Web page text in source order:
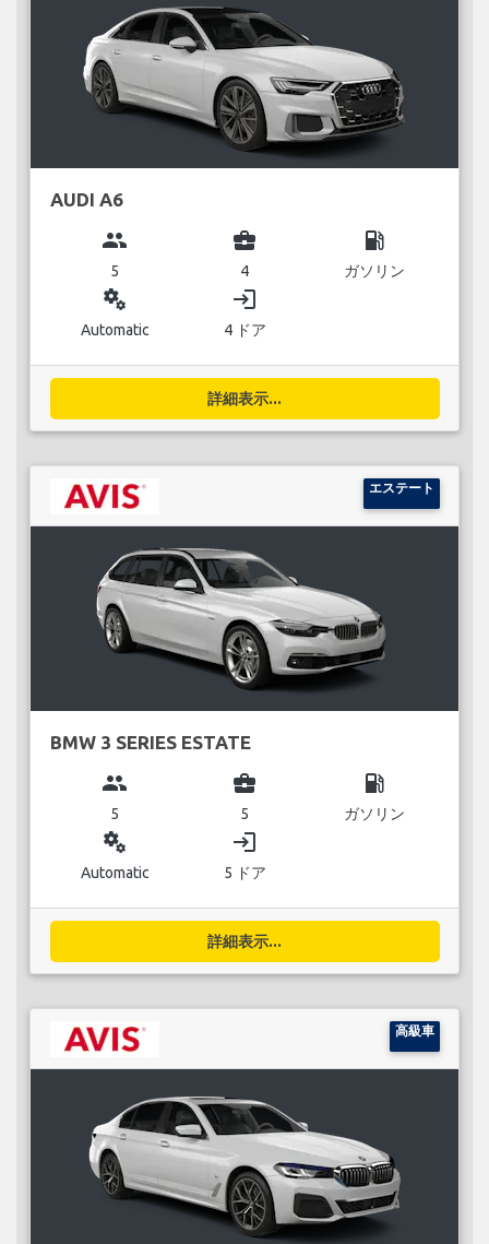
AUDI A6
group
5
business_center
4
local_gas_station
ガソリン
miscellaneous_services
Automatic
login
4 ドア
詳細表示...
エステート
BMW 3 SERIES ESTATE
group
5
business_center
5
local_gas_station
ガソリン
miscellaneous_services
Automatic
login
5 ドア
詳細表示...
高級車